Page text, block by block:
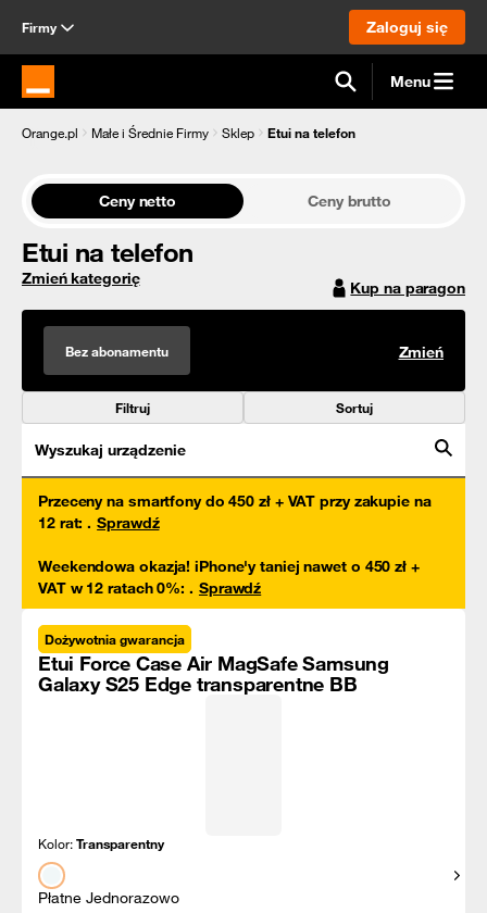
Firmy Zaloguj się
Strona główna Orange.pl Menu
Orange.pl Małe i Średnie Firmy Sklep Etui na telefon
Ceny netto Ceny brutto
Etui na telefon
Zmień kategorię Kup na paragon
Bez abonamentu Zmień
Filtruj Sortuj
Wyszukaj urządzenie
Przeceny na smartfony do 450 zł + VAT przy zakupie na
12 rat: . Sprawdź
Weekendowa okazja! iPhone'y taniej nawet o 450 zł +
VAT w 12 ratach 0%: . Sprawdź
Dożywotnia gwarancja
Etui Force Case Air MagSafe Samsung
Galaxy S25 Edge transparentne BB
Kolor:Transparentny
Płatne Jednorazowo